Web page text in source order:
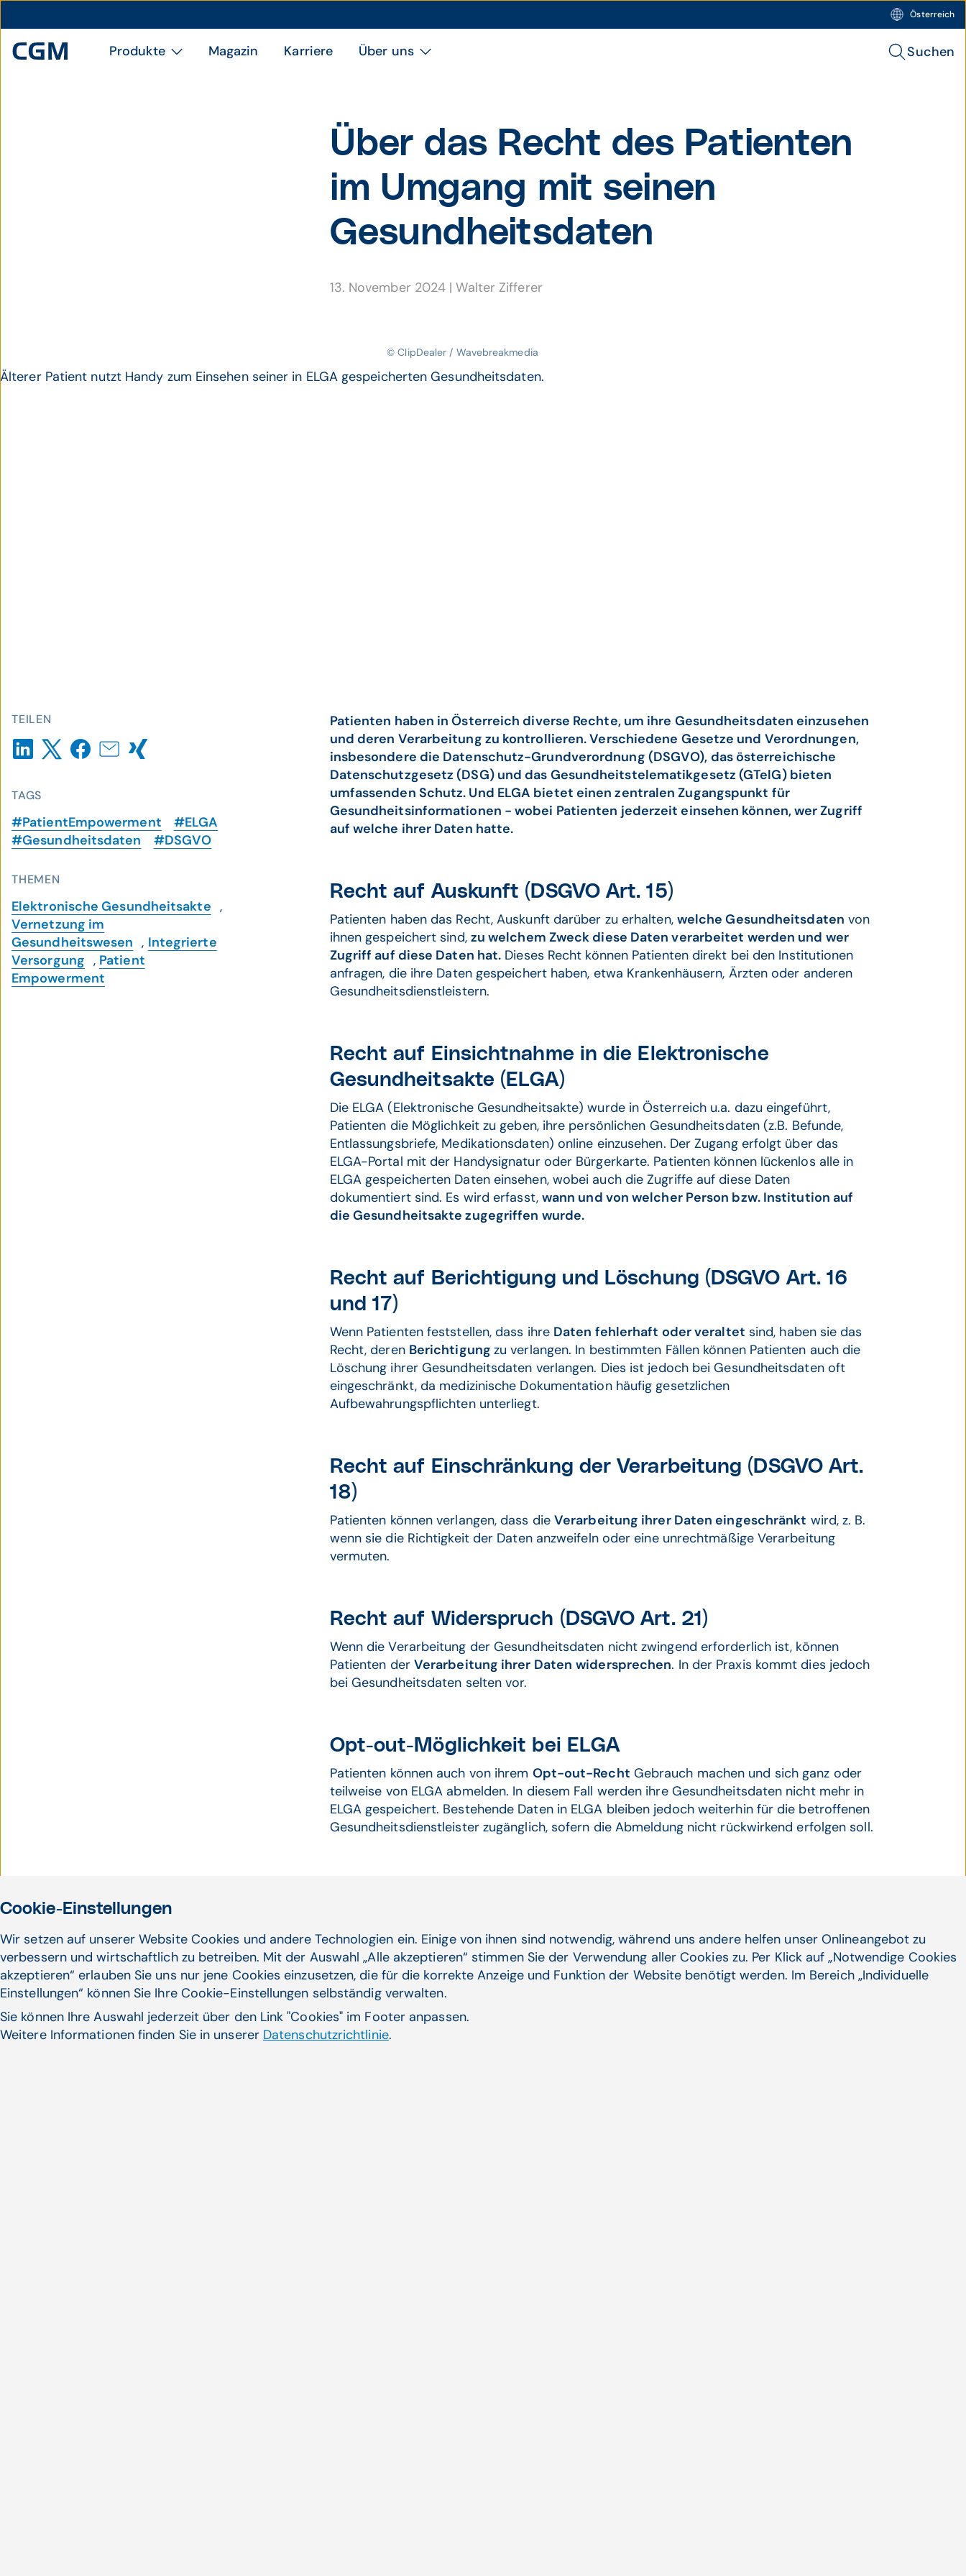
Österreich
Produkte Magazin Karriere Über uns Suchen
Über das Recht des Patienten
im Umgang mit seinen
Gesund­heits­daten
13. November 2024 |Walter Zifferer
© ClipDealer / Wavebreakmedia
Älterer Patient nutzt Handy zum Einsehen seiner in ELGA gespeicherten Gesundheitsdaten.
TEILEN
TAGS
#PatientEmpowerment
#ELGA
#Gesundheitsdaten
#DSGVO
THEMEN
Elektronische Gesundheitsakte ,
Vernetzung im
Gesundheitswesen , Integrierte
Versorgung , Patient
Empowerment
Patienten haben in Österreich diverse Rechte, um ihre Gesundheitsdaten einzusehen
und deren Verarbeitung zu kontrollieren. Verschiedene Gesetze und Verordnungen,
insbesondere die Datenschutz-Grundverordnung (DSGVO), das österreichische
Datenschutzgesetz (DSG) und das Gesundheitstelematikgesetz (GTelG) bieten
umfassenden Schutz. Und ELGA bietet einen zentralen Zugangspunkt für
Gesundheitsinformationen - wobei Patienten jederzeit einsehen können, wer Zugriff
auf welche ihrer Daten hatte.
Recht auf Auskunft (DSGVO Art. 15)
Patienten haben das Recht, Auskunft darüber zu erhalten, welche Gesundheitsdaten von
ihnen gespeichert sind, zu welchem Zweck diese Daten verarbeitet werden und wer
Zugriff auf diese Daten hat. Dieses Recht können Patienten direkt bei den Institutionen
anfragen, die ihre Daten gespeichert haben, etwa Krankenhäusern, Ärzten oder anderen
Gesundheitsdienstleistern.
Recht auf Einsichtnahme in die Elektronische
Gesundheitsakte (ELGA)
Die ELGA (Elektronische Gesundheitsakte) wurde in Österreich u.a. dazu eingeführt,
Patienten die Möglichkeit zu geben, ihre persönlichen Gesundheitsdaten (z.B. Befunde,
Entlassungsbriefe, Medikationsdaten) online einzusehen. Der Zugang erfolgt über das
ELGA-Portal mit der Handysignatur oder Bürgerkarte. Patienten können lückenlos alle in
ELGA gespeicherten Daten einsehen, wobei auch die Zugriffe auf diese Daten
dokumentiert sind. Es wird erfasst, wann und von welcher Person bzw. Institution auf
die Gesundheitsakte zugegriffen wurde.
Recht auf Berichtigung und Löschung (DSGVO Art. 16
und 17)
Wenn Patienten feststellen, dass ihre Daten fehlerhaft oder veraltet sind, haben sie das
Recht, deren Berichtigung zu verlangen. In bestimmten Fällen können Patienten auch die
Löschung ihrer Gesundheitsdaten verlangen. Dies ist jedoch bei Gesundheitsdaten oft
eingeschränkt, da medizinische Dokumentation häufig gesetzlichen
Aufbewahrungspflichten unterliegt.
Recht auf Einschränkung der Verarbeitung (DSGVO Art.
18)
Patienten können verlangen, dass die Verarbeitung ihrer Daten eingeschränkt wird, z. B.
wenn sie die Richtigkeit der Daten anzweifeln oder eine unrechtmäßige Verarbeitung
vermuten.
Recht auf Widerspruch (DSGVO Art. 21)
Wenn die Verarbeitung der Gesundheitsdaten nicht zwingend erforderlich ist, können
Patienten der Verarbeitung ihrer Daten widersprechen. In der Praxis kommt dies jedoch
bei Gesundheitsdaten selten vor.
Opt-out-Möglichkeit bei ELGA
Patienten können auch von ihrem Opt-out-Recht Gebrauch machen und sich ganz oder
teilweise von ELGA abmelden. In diesem Fall werden ihre Gesundheitsdaten nicht mehr in
ELGA gespeichert. Bestehende Daten in ELGA bleiben jedoch weiterhin für die betroffenen
Gesundheitsdienstleister zugänglich, sofern die Abmeldung nicht rückwirkend erfolgen soll.
zu dokumentieren. In ELGA können Patienten auch selbst einsehen, wer wann auf ihre
Daten zugegriffen hat.
Recht auf Beschwerde
Sollte ein Patient der Meinung sein, dass seine Rechte verletzt wurden, kann er eine
Cookie-Einstellungen
Wir setzen auf unserer Website Cookies und andere Technologien ein. Einige von ihnen sind notwendig, während uns andere helfen unser Onlineangebot zu
verbessern und wirtschaftlich zu betreiben. Mit der Auswahl „Alle akzeptieren“ stimmen Sie der Verwendung aller Cookies zu. Per Klick auf „Notwendige Cookies
akzeptieren“ erlauben Sie uns nur jene Cookies einzusetzen, die für die korrekte Anzeige und Funktion der Website benötigt werden. Im Bereich „Individuelle
Einstellungen“ können Sie Ihre Cookie-Einstellungen selbständig verwalten.
Sie können Ihre Auswahl jederzeit über den Link "Cookies" im Footer anpassen.
Weitere Informationen finden Sie in unserer Datenschutzrichtlinie.